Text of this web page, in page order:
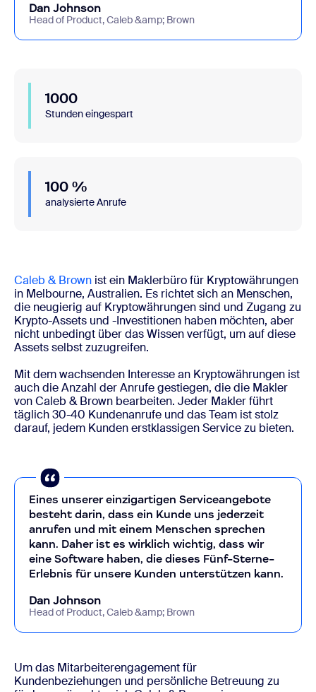
Dan Johnson
Head of Product, Caleb &amp; Brown
1000
Stunden eingespart
100 %
analysierte Anrufe
Caleb & Brown ist ein Maklerbüro für Kryptowährungen
in Melbourne, Australien. Es richtet sich an Menschen,
die neugierig auf Kryptowährungen sind und Zugang zu
Krypto-Assets und -Investitionen haben möchten, aber
nicht unbedingt über das Wissen verfügt, um auf diese
Assets selbst zuzugreifen.
Mit dem wachsenden Interesse an Kryptowährungen ist
auch die Anzahl der Anrufe gestiegen, die die Makler
von Caleb & Brown bearbeiten. Jeder Makler führt
täglich 30-40 Kundenanrufe und das Team ist stolz
darauf, jedem Kunden erstklassigen Service zu bieten.
Eines unserer einzigartigen Serviceangebote
besteht darin, dass ein Kunde uns jederzeit
anrufen und mit einem Menschen sprechen
kann. Daher ist es wirklich wichtig, dass wir
eine Software haben, die dieses Fünf-Sterne-
Erlebnis für unsere Kunden unterstützen kann.
Dan Johnson
Head of Product, Caleb &amp; Brown
Um das Mitarbeiterengagement für
Kundenbeziehungen und persönliche Betreuung zu